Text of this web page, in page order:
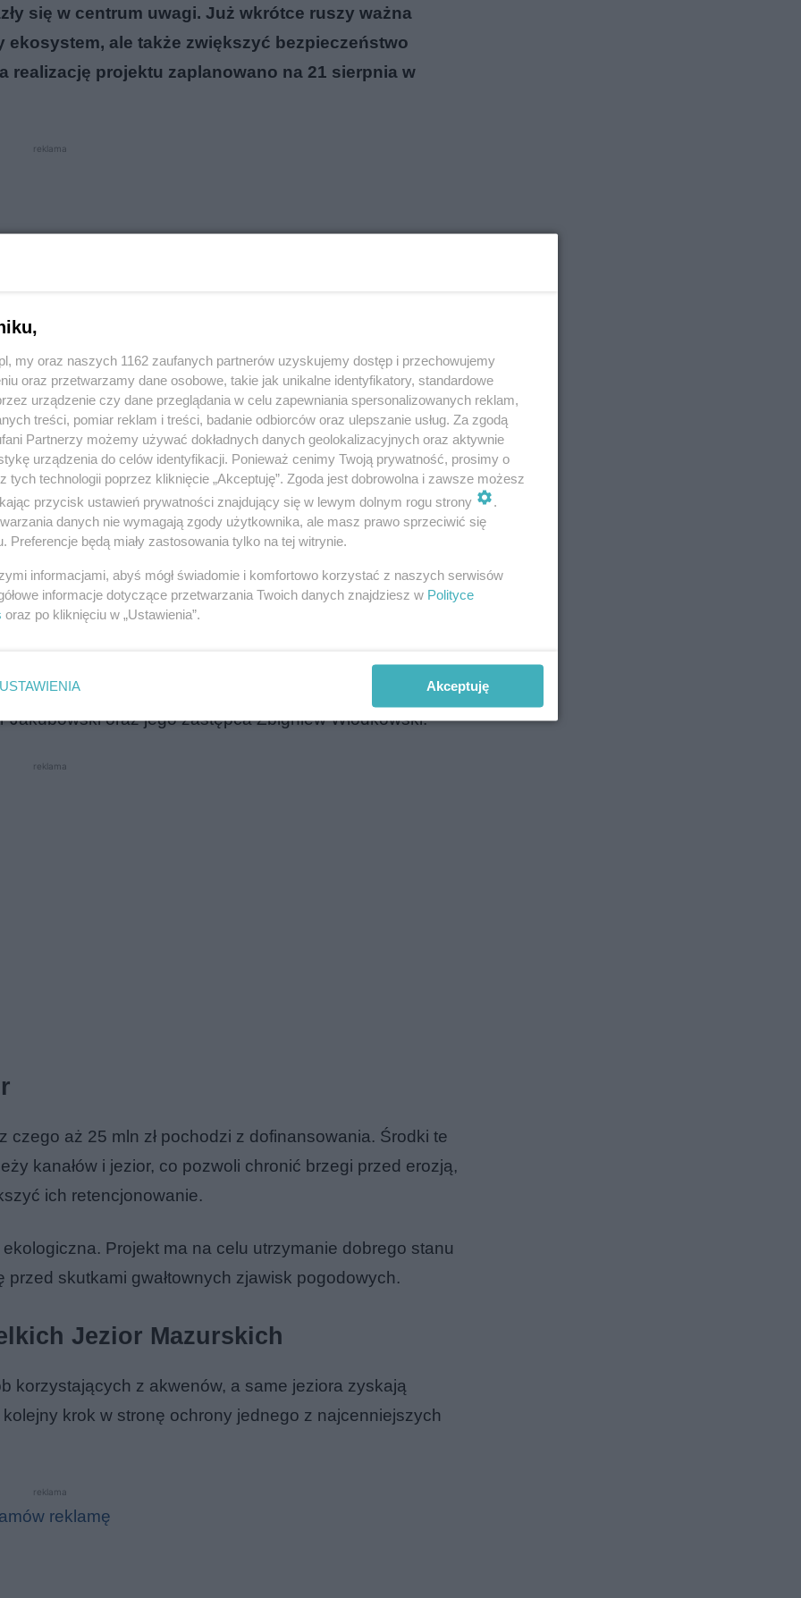
się w centrum uwagi. Już wkrótce ruszy ważna
ale także zwiększyć bezpieczeństwo
projektu zaplanowano na 21 sierpnia w
reklama
Jezior Mazurskich
Jezior Mazurskich– Komponent A” i obejmie pierwszy etap
W czwartek, o godz. 13.00, w Urzędzie Marszałkowskim
Plater 1 zostanie podpisana umowa, która formalnie
Jeziora Mazurskie 2020, a
partnerami gmina Ruciane-
Dokumenty podpiszą marszałek województwa Marcin
oraz jego zastępca Zbigniew Włodkowski.
reklama
czego aż 25 mln zł pochodzi z dofinansowania. Środki te
kanałów i jezior, co pozwoli chronić brzegi przed erozją,
ich retencjonowanie.
Projekt ma na celu utrzymanie dobrego stanu
skutkami gwałtownych zjawisk pogodowych.
Jezior Mazurskich
korzystających z akwenów, a same jeziora zyskają
krok w stronę ochrony jednego z najcenniejszych
reklama
reklamę
my oraz naszych 1162 zaufanych partnerów uzyskujemy dostęp i przechowujemy
oraz przetwarzamy dane osobowe, takie jak unikalne identyfikatory, standardowe
urządzenie czy dane przeglądania w celu zapewniania spersonalizowanych reklam,
treści, pomiar reklam i treści, badanie odbiorców oraz ulepszanie usług. Za zgodą
Partnerzy możemy używać dokładnych danych geolokalizacyjnych oraz aktywnie
urządzenia do celów identyfikacji. Ponieważ cenimy Twoją prywatność, prosimy o
tych technologii poprzez kliknięcie „Akceptuję”. Zgoda jest dobrowolna i zawsze możesz
przycisk ustawień prywatności znajdujący się w lewym dolnym rogu strony
.
danych nie wymagają zgody użytkownika, ale masz prawo sprzeciwić się
Preferencje będą miały zastosowania tylko na tej witrynie.
informacjami, abyś mógł świadomie i komfortowo korzystać z naszych serwisów
informacje dotyczące przetwarzania Twoich danych znajdziesz w Polityce
oraz po kliknięciu w „Ustawienia”.
USTAWIENIA Akceptuję